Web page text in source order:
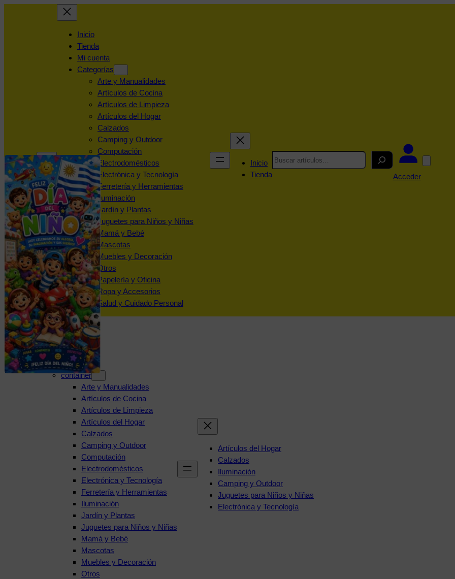
Inicio
Tienda
Mi cuenta
Categorías
Arte y Manualidades
Artículos de Cocina
Artículos de Limpieza
Artículos del Hogar
Calzados
Camping y Outdoor
Computación
Electrodomésticos
Electrónica y Tecnología
Ferretería y Herramientas
Iluminación
Jardín y Plantas
Juguetes para Niños y Niñas
Mamá y Bebé
Mascotas
Muebles y Decoración
Otros
Papelería y Oficina
Ropa y Accesorios
Salud y Cuidado Personal
Inicio
Tienda
Search
Acceder
Categorías
container
Arte y Manualidades
Artículos de Cocina
Artículos de Limpieza
Artículos del Hogar
Calzados
Camping y Outdoor
Computación
Electrodomésticos
Electrónica y Tecnología
Ferretería y Herramientas
Iluminación
Jardín y Plantas
Juguetes para Niños y Niñas
Mamá y Bebé
Mascotas
Muebles y Decoración
Otros
Artículos del Hogar
Calzados
Iluminación
Camping y Outdoor
Juguetes para Niños y Niñas
Electrónica y Tecnología